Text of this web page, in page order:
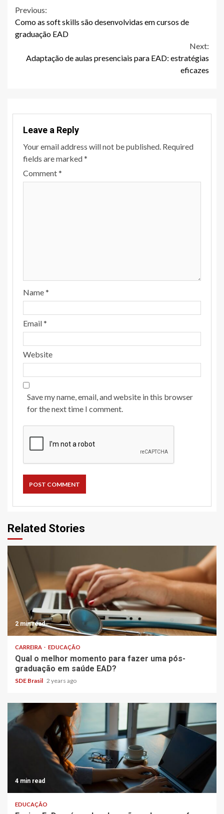
Continue
Reading
Previous:
Como as soft skills são desenvolvidas em cursos de
graduação EAD
Next:
Adaptação de aulas presenciais para EAD: estratégias
eficazes
Leave a Reply
Your email address will not be published. Required
fields are marked*
Comment*
Name*
Email*
Website
Save my name, email, and website in this browser
for the next time I comment.
Related Stories
2 min read
CARREIRA EDUCAÇÃO
Qual o melhor momento para fazer uma pós-
graduação em saúde EAD?
SDE Brasil 2 years ago
4 min read
EDUCAÇÃO